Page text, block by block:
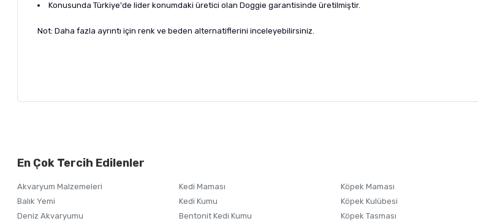
Konusunda Türkiye'de lider konumdaki üretici olan Doggie garantisinde üretilmiştir.
Not: Daha fazla ayrıntı için renk ve beden alternatiflerini inceleyebilirsiniz.
Ürünü Satın Al ve Yorumla
Ürün açıklamasında eksik bilgiler bulunuyor.
En Çok Tercih Edilenler
Akvaryum Malzemeleri
Balık Yemi
Deniz Akvaryumu
Kedi Maması
Kedi Kumu
Bentonit Kedi Kumu
Köpek Maması
Köpek Kulübesi
Köpek Tasması